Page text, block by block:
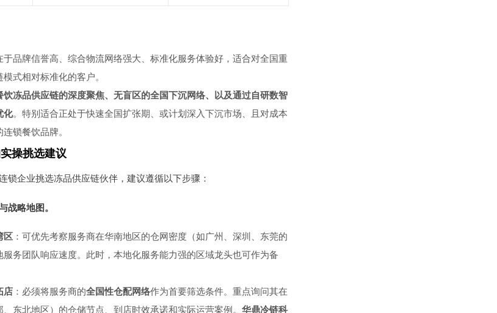
于品牌信誉高、综合物流网络强大、标准化服务体验好，适合对全国重
式相对标准化的客户。
饮冻品供应链的深度聚焦、无盲区的全国下沉网络、以及通过自研数智
化。特别适合正处于快速全国扩张期、或计划深入下沉市场、且对成本
锁餐饮品牌。
操挑选建议
锁企业挑选冻品供应链伙伴，建议遵循以下步骤：
战略地图。
区：可优先考察服务商在华南地区的仓网密度（如广州、深圳、东莞的
务团队响应速度。此时，本地化服务能力强的区域龙头也可作为备
店：必须将服务商的全国性仓配网络作为首要筛选条件。重点询问其在
东北地区）的仓储节点、到店时效承诺和实际运营案例。 华鼎冷链科